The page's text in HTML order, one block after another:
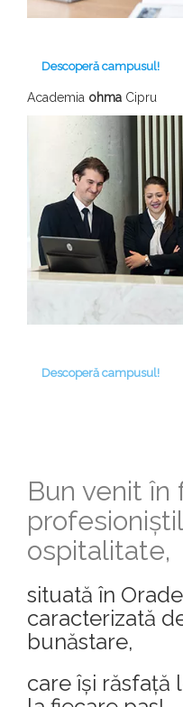
Descoperă campusul!
Academia ohma Cipru
Descoperă campusul!
Bun venit în
ospitalitate,
situată în
caracterizată
bunăstare,
care își răsfață